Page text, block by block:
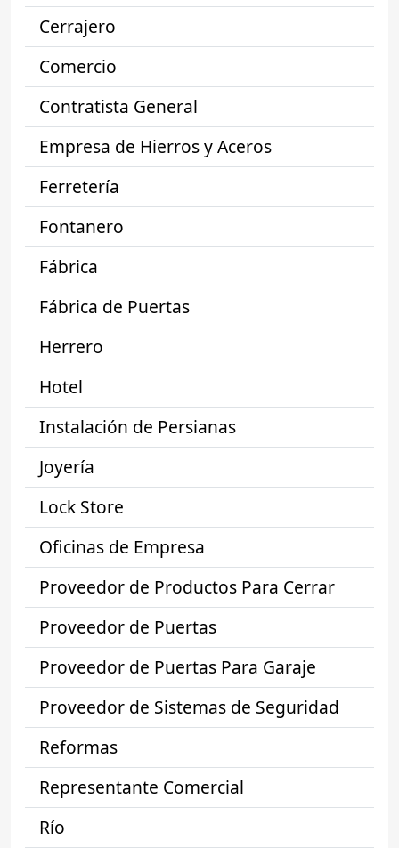
Cerrajero
Comercio
Contratista General
Empresa de Hierros y Aceros
Ferretería
Fontanero
Fábrica
Fábrica de Puertas
Herrero
Hotel
Instalación de Persianas
Joyería
Lock Store
Oficinas de Empresa
Proveedor de Productos Para Cerrar
Proveedor de Puertas
Proveedor de Puertas Para Garaje
Proveedor de Sistemas de Seguridad
Reformas
Representante Comercial
Río